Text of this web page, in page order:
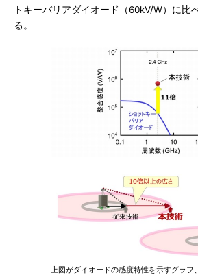
トキーバリアダイオード（60kV/W）に比
る。
上図がダイオードの感度特性を示すグラフ